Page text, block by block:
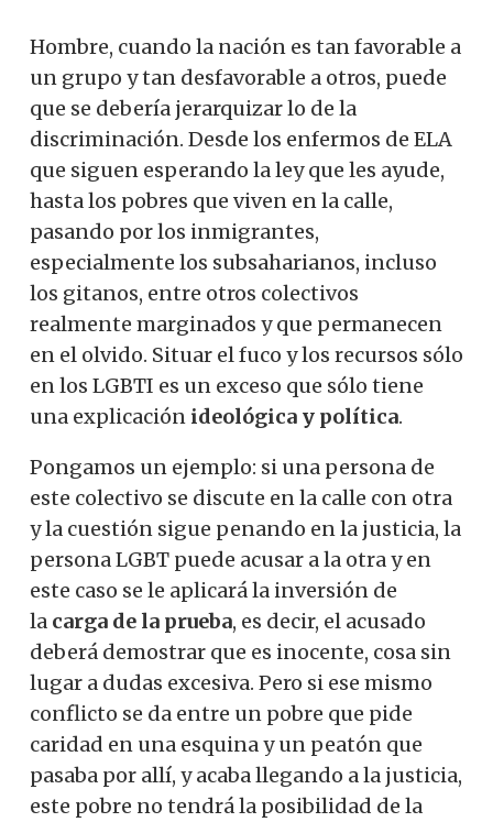
Hombre, cuando la nación es tan favorable a
un grupo y tan desfavorable a otros, puede
que se debería jerarquizar lo de la
discriminación. Desde los enfermos de ELA
que siguen esperando la ley que les ayude,
hasta los pobres que viven en la calle,
pasando por los inmigrantes,
especialmente los subsaharianos, incluso
los gitanos, entre otros colectivos
realmente marginados y que permanecen
en el olvido. Situar el fuco y los recursos sólo
en los LGBTI es un exceso que sólo tiene
una explicación ideológica y política.
Pongamos un ejemplo: si una persona de
este colectivo se discute en la calle con otra
y la cuestión sigue penando en la justicia, la
persona LGBT puede acusar a la otra y en
este caso se le aplicará la inversión de
la carga de la prueba, es decir, el acusado
deberá demostrar que es inocente, cosa sin
lugar a dudas excesiva. Pero si ese mismo
conflicto se da entre un pobre que pide
caridad en una esquina y un peatón que
pasaba por allí, y acaba llegando a la justicia,
este pobre no tendrá la posibilidad de la